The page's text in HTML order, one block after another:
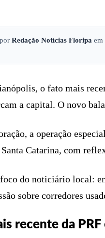
Redação Notícias Floripa em
o fato mais
a capital. O novo
a operação
Catarina, com
do noticiário local:
sobre corredores
recente da